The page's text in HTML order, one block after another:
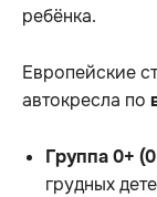
ребёнка.
Европейские
автокресла по
Группа 0+
грудных